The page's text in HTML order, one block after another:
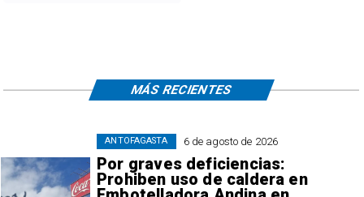
6 de agosto de 2026
Por graves deficiencias:
Prohiben uso de caldera en
ANTOFAGASTA
MÁS RECIENTES